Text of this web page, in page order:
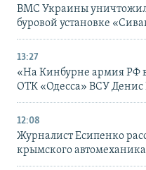
ВМС Украины
буровой установке
13:27
«На Кинбурне армия РФ
ОТК «Одесса» ВСУ Денис
12:08
Журналист Есипенко
крымского